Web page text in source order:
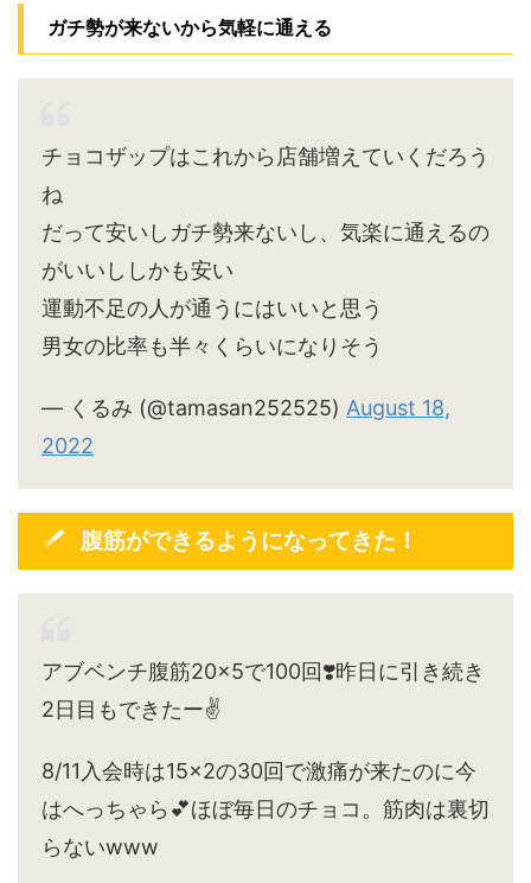
ガチ勢が来ないから気軽に通える
チョコザップはこれから店舗増えていくだろう
ね
だって安いしガチ勢来ないし、気楽に通えるの
がいいししかも安い
運動不足の人が通うにはいいと思う
男女の比率も半々くらいになりそう
— くるみ (@tamasan252525) August 18,
2022
腹筋ができるようになってきた！
アブベンチ腹筋20×5で100回❣️昨日に引き続き
2日目もできたー✌️
8/11入会時は15×2の30回で激痛が来たのに今
はへっちゃら💕ほぼ毎日のチョコ。筋肉は裏切
らないwww